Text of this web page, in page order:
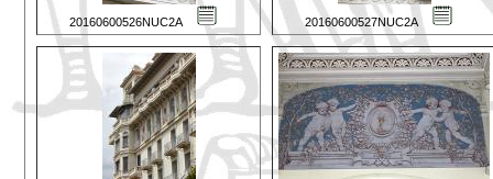
20160600526NUC2A 20160600527NUC2A